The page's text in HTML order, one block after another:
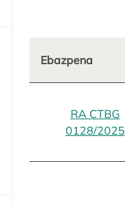
Ebazpena
RA CTBG
0128/2025